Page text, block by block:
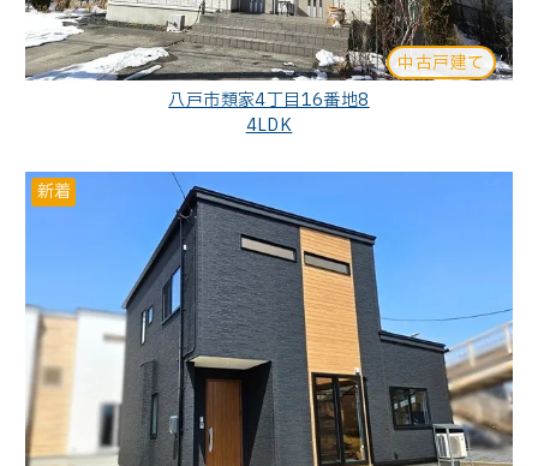
八戸市類家4丁目16番地8
4LDK
中古戸建て
新着